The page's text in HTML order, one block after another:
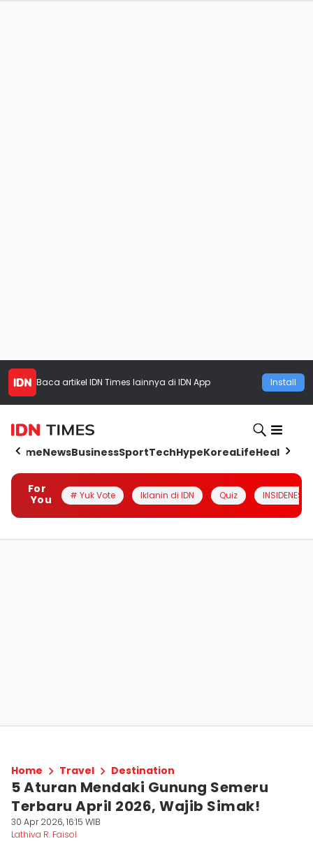
Baca artikel IDN Times lainnya di IDN App Install
HomeNewsBusinessSportTechHypeKoreaLifeHealth
For
You
# Yuk Vote Iklanin di IDN Quiz INSIDENESIA
Home Travel Destination
5 Aturan Mendaki Gunung Semeru
Terbaru April 2026, Wajib Simak!
30 Apr 2026, 16:15 WIB
Lathiva R. Faisol